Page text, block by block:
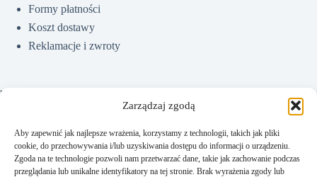
Zarządzaj zgodą
Aby zapewnić jak najlepsze wrażenia, korzystamy z technologii, takich jak pliki
cookie, do przechowywania i/lub uzyskiwania dostępu do informacji o urządzeniu.
Zgoda na te technologie pozwoli nam przetwarzać dane, takie jak zachowanie podczas
przeglądania lub unikalne identyfikatory na tej stronie. Brak wyrażenia zgody lub
Formy płatności
Koszt dostawy
Reklamacje i zwroty
Pomoc
Jak kupować?
Częste pytania